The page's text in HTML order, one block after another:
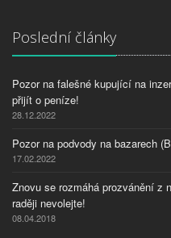
Poslední články
Pozor na falešné kupující na
přijít o peníze!
28.12.2022
Pozor na podvody na bazarech
17.02.2022
Znovu se rozmáhá prozvánění z
raději nevolejte!
08.04.2018